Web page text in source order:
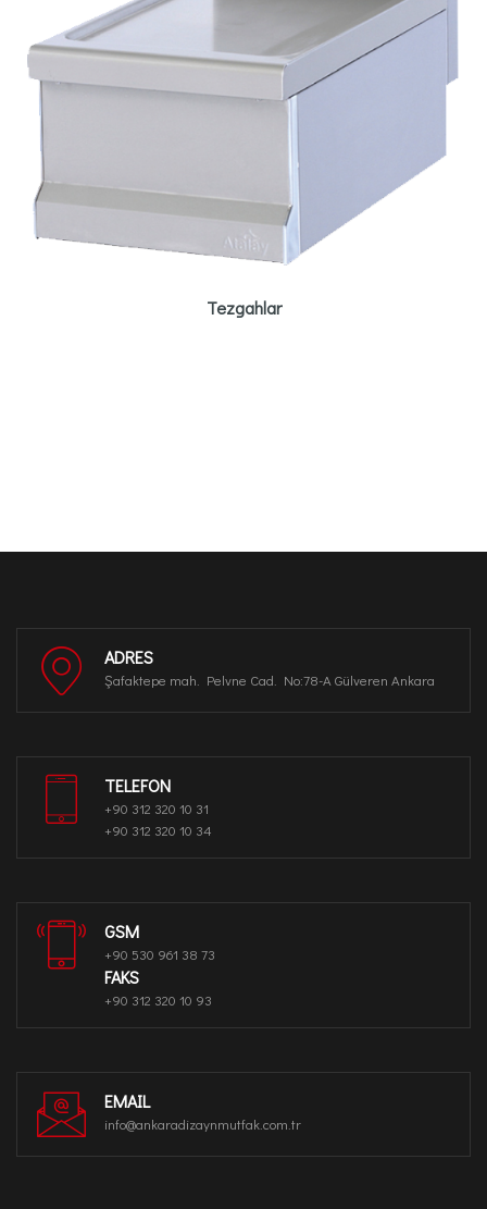
Tezgahlar
ADRES
Şafaktepe mah. Pelvne Cad. No:78-A Gülveren Ankara
TELEFON
+90 312 320 10 31
+90 312 320 10 34
GSM
+90 530 961 38 73
FAKS
+90 312 320 10 93
EMAIL
info@ankaradizaynmutfak.com.tr